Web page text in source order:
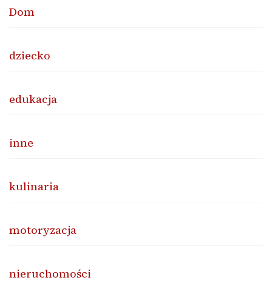
Dom
dziecko
edukacja
inne
kulinaria
motoryzacja
nieruchomości